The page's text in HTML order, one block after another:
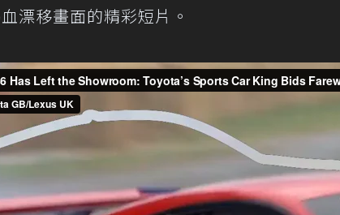
漂移畫面的精彩短片。